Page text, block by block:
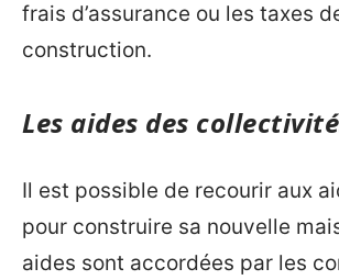
frais d’assurance ou les taxes
construction.
Les aides des
Il est possible de recourir aux
pour construire sa nouvelle
aides sont accordées par les